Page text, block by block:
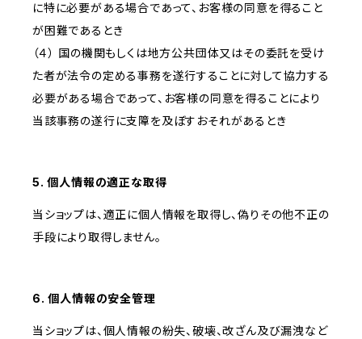
に特に必要がある場合であって、お客様の同意を得ること
が困難であるとき
（４） 国の機関もしくは地方公共団体又はその委託を受け
た者が法令の定める事務を遂行することに対して協力する
必要がある場合であって、お客様の同意を得ることにより
当該事務の遂行に支障を及ぼすおそれがあるとき
5. 個人情報の適正な取得
当ショップは、適正に個人情報を取得し、偽りその他不正の
手段により取得しません。
6. 個人情報の安全管理
当ショップは、個人情報の紛失、破壊、改ざん及び漏洩など